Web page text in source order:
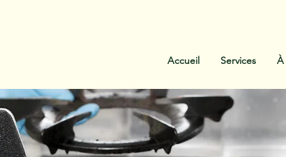
Accueil Services À